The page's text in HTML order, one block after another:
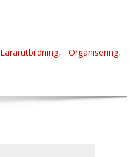
Lärarutbildning, Organisering,